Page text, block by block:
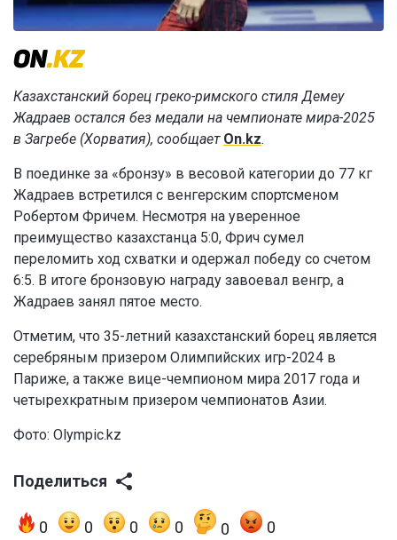
Казахстанский борец греко-римского стиля Демеу
Жадраев остался без медали на чемпионате мира-2025
в Загребе (Хорватия), сообщает On.kz.
В поединке за «бронзу» в весовой категории до 77 кг
Жадраев встретился с венгерским спортсменом
Робертом Фричем. Несмотря на уверенное
преимущество казахстанца 5:0, Фрич сумел
переломить ход схватки и одержал победу со счетом
6:5. В итоге бронзовую награду завоевал венгр, а
Жадраев занял пятое место.
Отметим, что 35-летний казахстанский борец является
серебряным призером Олимпийских игр-2024 в
Париже, а также вице-чемпионом мира 2017 года и
четырехкратным призером чемпионатов Азии.
Фото: Olympic.kz
Поделиться
0 0 0 0 0 0